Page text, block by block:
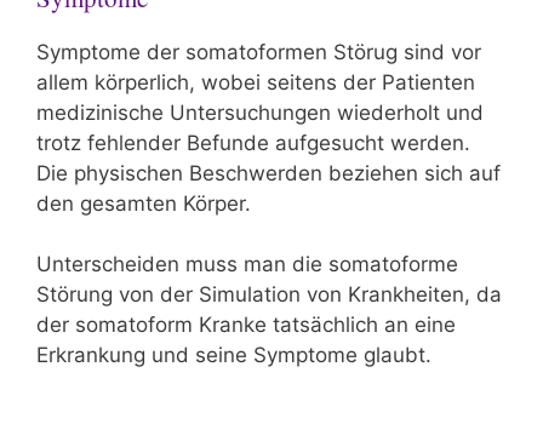
Symptome der somatoformen Störug sind vor
allem körperlich, wobei seitens der Patienten
medizinische Untersuchungen wiederholt und
trotz fehlender Befunde aufgesucht werden.
Die physischen Beschwerden beziehen sich auf
den gesamten Körper.
Unterscheiden muss man die somatoforme
Störung von der Simulation von Krankheiten, da
der somatoform Kranke tatsächlich an eine
Erkrankung und seine Symptome glaubt.